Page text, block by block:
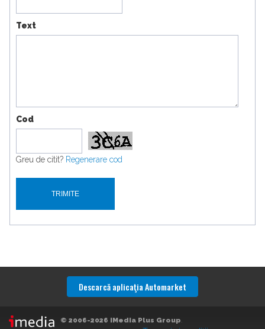
Text
Cod
Greu de citit? Regenerare cod
Descarcă aplicaţia Automarket
© 2006-2026 iMedia Plus Group.